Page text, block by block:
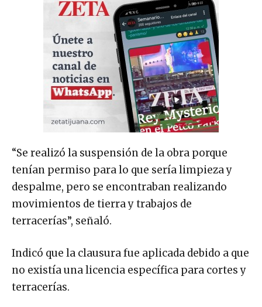
“Se realizó la suspensión de la obra porque
tenían permiso para lo que sería limpieza y
despalme, pero se encontraban realizando
movimientos de tierra y trabajos de
terracerías”, señaló.
Indicó que la clausura fue aplicada debido a que
no existía una licencia específica para cortes y
terracerías.